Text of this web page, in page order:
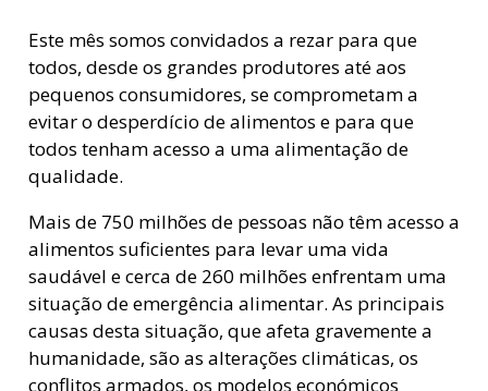
Este mês somos convidados a rezar para que
todos, desde os grandes produtores até aos
pequenos consumidores, se comprometam a
evitar o desperdício de alimentos e para que
todos tenham acesso a uma alimentação de
qualidade.
Mais de 750 milhões de pessoas não têm acesso a
alimentos suficientes para levar uma vida
saudável e cerca de 260 milhões enfrentam uma
situação de emergência alimentar. As principais
causas desta situação, que afeta gravemente a
humanidade, são as alterações climáticas, os
conflitos armados, os modelos económicos